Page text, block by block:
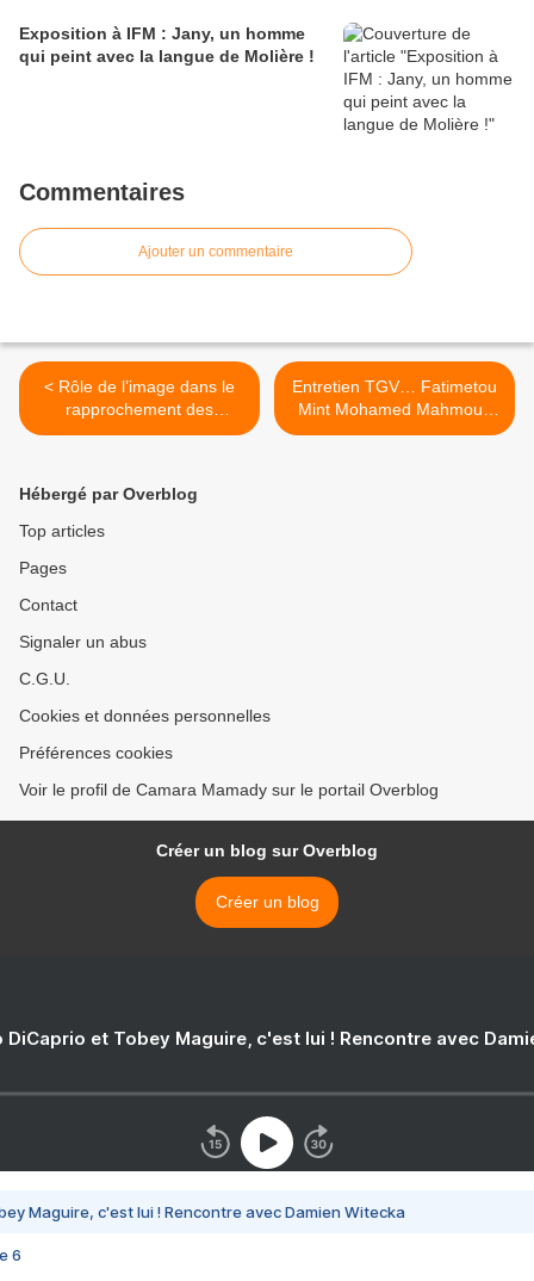
Exposition à IFM : Jany, un homme
qui peint avec la langue de Molière !
Commentaires
Ajouter un commentaire
< Rôle de l’image dans le
rapprochement des
cultures: «L’image sert à
Entretien TGV… Fatimetou
Mint Mohamed Mahmoud
Présidente du Parlement
Hébergé par Overblog
Top articles
Pages
Contact
Signaler un abus
C.G.U.
Cookies et données personnelles
Préférences cookies
Voir le profil de Camara Mamady sur le portail Overblog
Créer un blog sur Overblog
Créer un blog
DiCaprio et Tobey Maguire, c'est lui ! Rencontre avec
Maguire, c'est lui ! Rencontre avec Damien Witecka
6